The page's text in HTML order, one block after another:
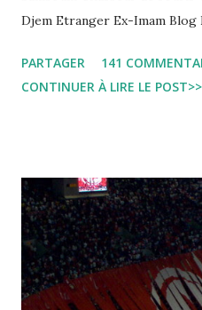
Djem Etranger Ex-Imam Blog
Leila fi amarikia Little Sarah
dire Mouch ex Mazzika Tun...
PARTAGER
141
CONTINUER À LIRE LE POST>>